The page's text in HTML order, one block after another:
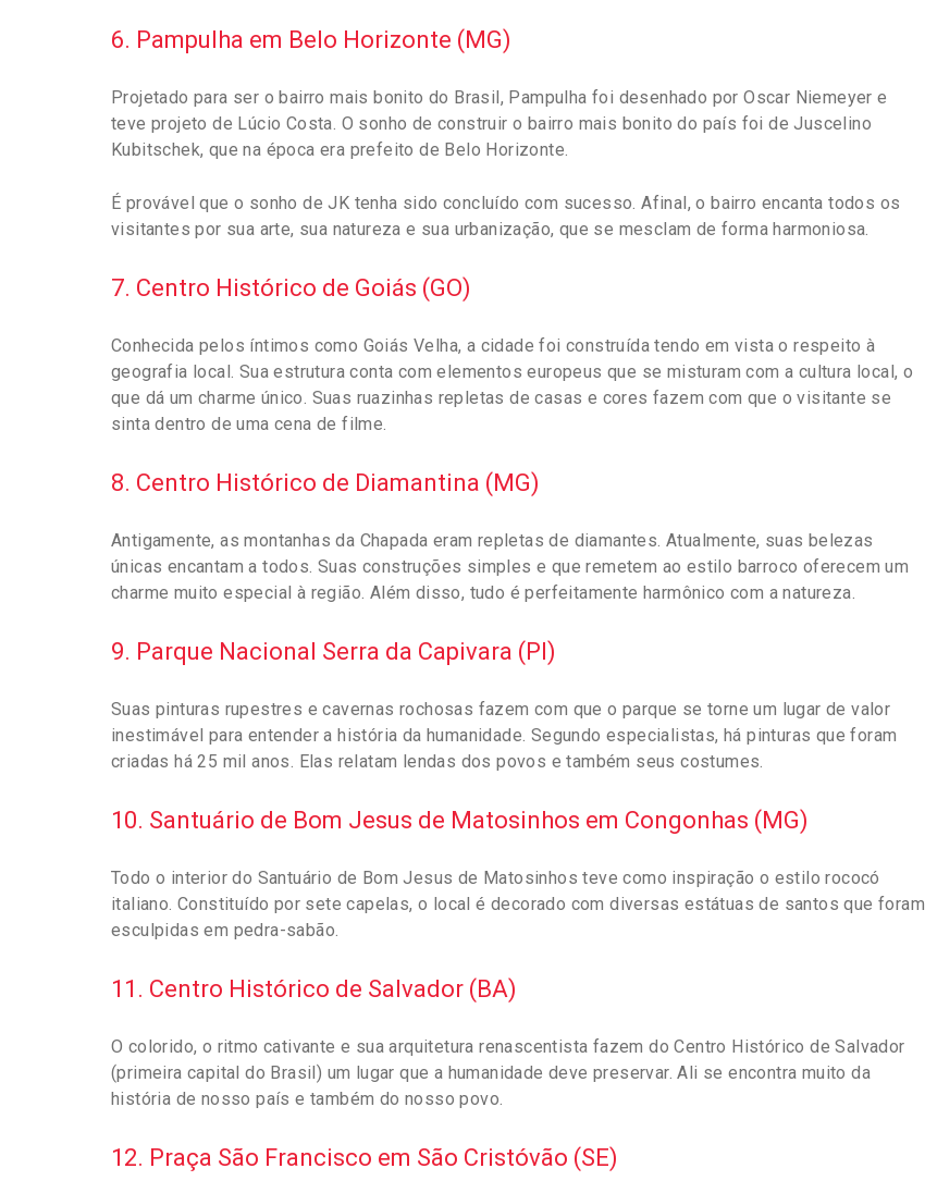
6. Pampulha em Belo Horizonte (MG)
Projetado para ser o bairro mais bonito do Brasil, Pampulha foi desenhado por Oscar Niemeyer e
teve projeto de Lúcio Costa. O sonho de construir o bairro mais bonito do país foi de Juscelino
Kubitschek, que na época era prefeito de Belo Horizonte.
É provável que o sonho de JK tenha sido concluído com sucesso. Afinal, o bairro encanta todos os
visitantes por sua arte, sua natureza e sua urbanização, que se mesclam de forma harmoniosa.
7. Centro Histórico de Goiás (GO)
Conhecida pelos íntimos como Goiás Velha, a cidade foi construída tendo em vista o respeito à
geografia local. Sua estrutura conta com elementos europeus que se misturam com a cultura local, o
que dá um charme único. Suas ruazinhas repletas de casas e cores fazem com que o visitante se
sinta dentro de uma cena de filme.
8. Centro Histórico de Diamantina (MG)
Antigamente, as montanhas da Chapada eram repletas de diamantes. Atualmente, suas belezas
únicas encantam a todos. Suas construções simples e que remetem ao estilo barroco oferecem um
charme muito especial à região. Além disso, tudo é perfeitamente harmônico com a natureza.
9. Parque Nacional Serra da Capivara (PI)
Suas pinturas rupestres e cavernas rochosas fazem com que o parque se torne um lugar de valor
inestimável para entender a história da humanidade. Segundo especialistas, há pinturas que foram
criadas há 25 mil anos. Elas relatam lendas dos povos e também seus costumes.
10. Santuário de Bom Jesus de Matosinhos em Congonhas (MG)
Todo o interior do Santuário de Bom Jesus de Matosinhos teve como inspiração o estilo rococó
italiano. Constituído por sete capelas, o local é decorado com diversas estátuas de santos que foram
esculpidas em pedra-sabão.
11. Centro Histórico de Salvador (BA)
O colorido, o ritmo cativante e sua arquitetura renascentista fazem do Centro Histórico de Salvador
(primeira capital do Brasil) um lugar que a humanidade deve preservar. Ali se encontra muito da
história de nosso país e também do nosso povo.
12. Praça São Francisco em São Cristóvão (SE)